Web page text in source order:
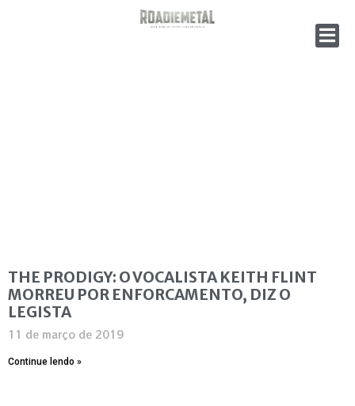
THE PRODIGY: O VOCALISTA KEITH FLINT
MORREU POR ENFORCAMENTO, DIZ O
LEGISTA
11 de março de 2019
Continue lendo »